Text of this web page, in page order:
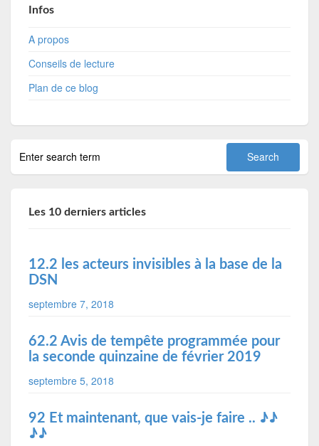
Infos
A propos
Conseils de lecture
Plan de ce blog
Les 10 derniers articles
12.2 les acteurs invisibles à la base de la
DSN
septembre 7, 2018
62.2 Avis de tempête programmée pour
la seconde quinzaine de février 2019
septembre 5, 2018
92 Et maintenant, que vais-je faire .. ♪♪
♪♪